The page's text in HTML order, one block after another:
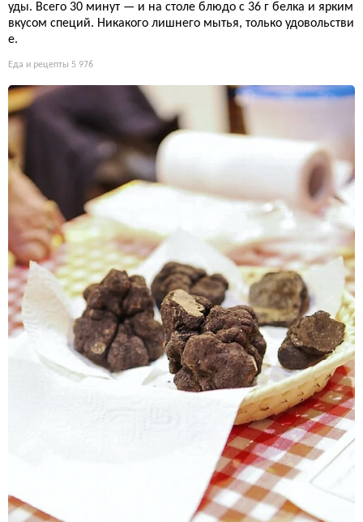
уды. Всего 30 минут — и на столе блюдо с 36 г белка и ярким
вкусом специй. Никакого лишнего мытья, только удовольстви
е.
Еда и рецепты 5 976